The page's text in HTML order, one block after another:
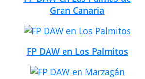
Gran Canaria
FP DAW en Los Palmitos